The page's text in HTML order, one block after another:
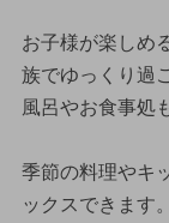
お子様が楽しめ
族でゆっくり過
風呂やお食事処
季節の料理やキ
ックスできます。